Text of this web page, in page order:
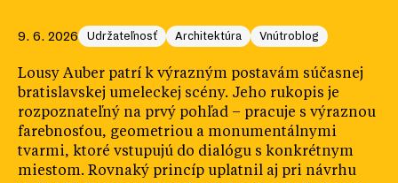
9. 6. 2026 Udržateľnosť Architektúra Vnútroblog
Lousy Auber patrí k výrazným postavám súčasnej
bratislavskej umeleckej scény. Jeho rukopis je
rozpoznateľný na prvý pohľad – pracuje s výraznou
farebnosťou, geometriou a monumentálnymi
tvarmi, ktoré vstupujú do dialógu s konkrétnym
miestom. Rovnaký princíp uplatnil aj pri návrhu